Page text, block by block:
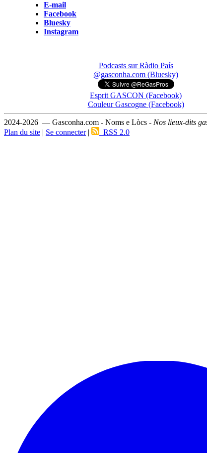
E-mail
Facebook
Bluesky
Instagram
Podcasts sur Ràdio País
@gasconha.com (Bluesky)
Esprit GASCON (Facebook)
Couleur Gascogne (Facebook)
2024-2026 — Gasconha.com - Noms e Lòcs - Nos lieux-dits
Plan du site | Se connecter| RSS 2.0